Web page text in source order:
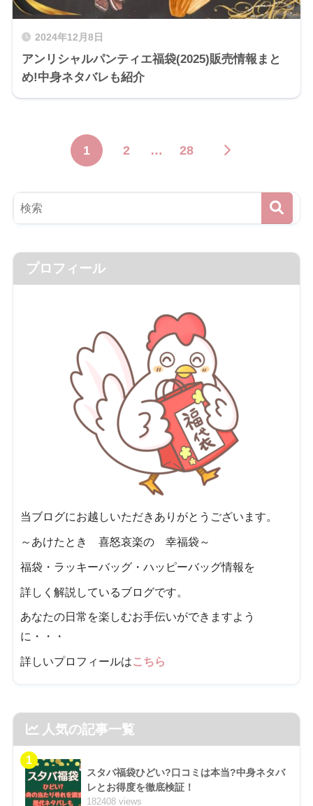
2024年12月8日
アンリシャルパンティエ福袋(2025)販売情報まと
め!中身ネタバレも紹介
1 2 … 28
プロフィール
当ブログにお越しいただきありがとうございます。
～あけたとき 喜怒哀楽の 幸福袋～
福袋・ラッキーバッグ・ハッピーバッグ情報を
詳しく解説しているブログです。
あなたの日常を楽しむお手伝いができますよう
に・・・
詳しいプロフィールはこちら
人気の記事一覧
1
スタバ福袋ひどい?口コミは本当?中身ネタバ
レとお得度を徹底検証！
182408 views